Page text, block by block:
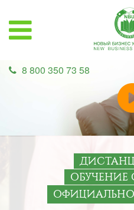
8 800 350 73 58
ОБУЧЕНИЕ